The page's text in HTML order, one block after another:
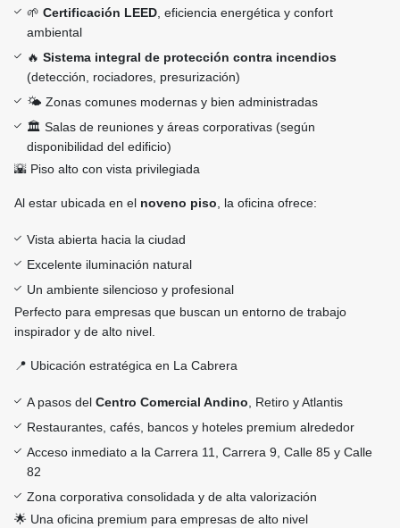
🌱 Certificación LEED , eficiencia energética y confort
ambiental
🔥 Sistema integral de protección contra incendios
(detección, rociadores, presurización)
🌤️ Zonas comunes modernas y bien administradas
🏛️ Salas de reuniones y áreas corporativas (según
disponibilidad del edificio)
🌇 Piso alto con vista privilegiada
Al estar ubicada en el noveno piso , la oficina ofrece:
Vista abierta hacia la ciudad
Excelente iluminación natural
Un ambiente silencioso y profesional
Perfecto para empresas que buscan un entorno de trabajo
inspirador y de alto nivel.
📍 Ubicación estratégica en La Cabrera
A pasos del Centro Comercial Andino , Retiro y Atlantis
Restaurantes, cafés, bancos y hoteles premium alrededor
Acceso inmediato a la Carrera 11, Carrera 9, Calle 85 y Calle
82
Zona corporativa consolidada y de alta valorización
🌟 Una oficina premium para empresas de alto nivel